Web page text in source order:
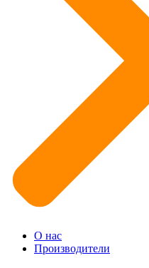
О нас
Производители